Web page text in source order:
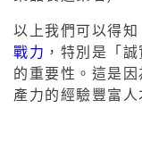
以上我們可以得
戰力 ，特別是「
的重要性。這是
產力的經驗豐富